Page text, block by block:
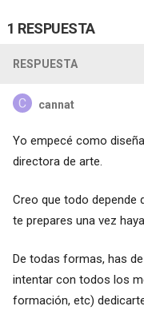
1 RESPUESTA
RESPUESTA
cannat
Yo empecé como
directora de arte.
Creo que todo depende
te prepares una vez
De todas formas, has
intentar con todos los
formación, etc)